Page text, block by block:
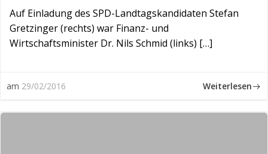
Auf Einladung des SPD-Landtagskandidaten Stefan
Gretzinger (rechts) war Finanz- und
Wirtschaftsminister Dr. Nils Schmid (links) […]
am 29/02/2016 Weiterlesen